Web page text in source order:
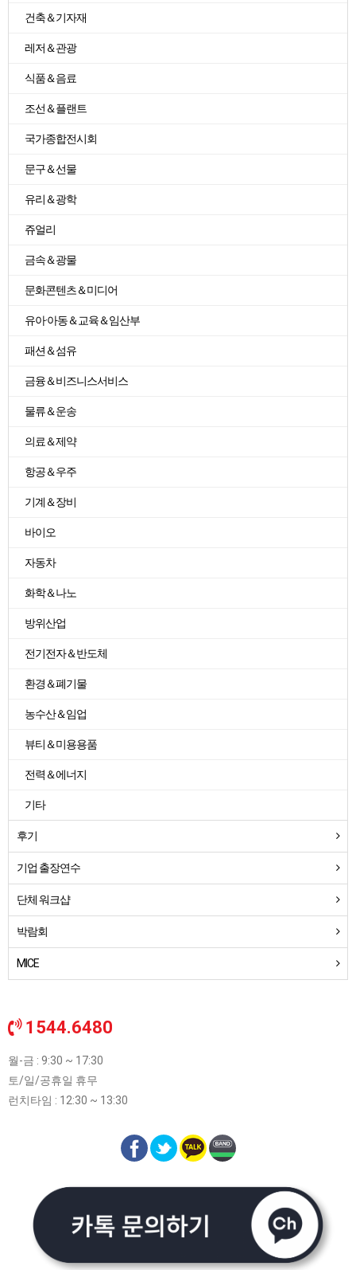
건축＆기자재
레저＆관광
식품＆음료
조선＆플랜트
국가종합전시회
문구＆선물
유리＆광학
쥬얼리
금속＆광물
문화콘텐츠＆미디어
유아·아동＆교육＆임산부
패션＆섬유
금융＆비즈니스서비스
물류＆운송
의료＆제약
항공＆우주
기계＆장비
바이오
자동차
화학＆나노
방위산업
전기전자＆반도체
환경＆폐기물
농수산＆임업
뷰티＆미용용품
전력＆에너지
기타
후기
기업 출장연수
단체 워크샵
박람회
MICE
1544.6480
월-금 : 9:30 ~ 17:30
토/일/공휴일 휴무
런치타임 : 12:30 ~ 13:30